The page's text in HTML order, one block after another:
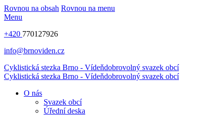
Rovnou na obsah Rovnou na menu
Menu
+420 770127926
info@brnoviden.cz
Cyklistická stezka Brno - Vídeňdobrovolný svazek obcí
Cyklistická stezka Brno - Vídeňdobrovolný svazek obcí
O nás
Svazek obcí
Úřední deska